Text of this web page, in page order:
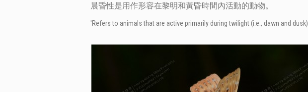
晨昏性是用作形容在黎明和黃昏時間內活動的動物。
'Refers to animals that are active primarily during twilight (i.e., dawn and dusk).